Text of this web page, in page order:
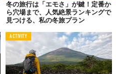
冬の旅行は「エモさ」が鍵！定番か
ら穴場まで、人気絶景ランキングで
見つける、私の冬旅プラン
ACTIVITY